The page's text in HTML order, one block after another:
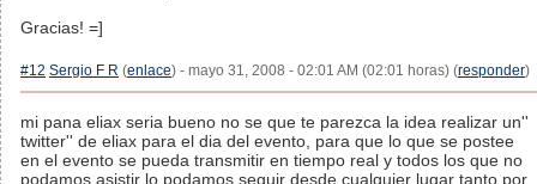
Gracias! =]
#12 Sergio F R (enlace) - mayo 31, 2008 - 02:01 AM (02:01 horas) (responder)
mi pana eliax seria bueno no se que te parezca la idea realizar un''
twitter'' de eliax para el dia del evento, para que lo que se postee
en el evento se pueda transmitir en tiempo real y todos los que no
podamos asistir lo podamos seguir desde cualquier lugar tanto por